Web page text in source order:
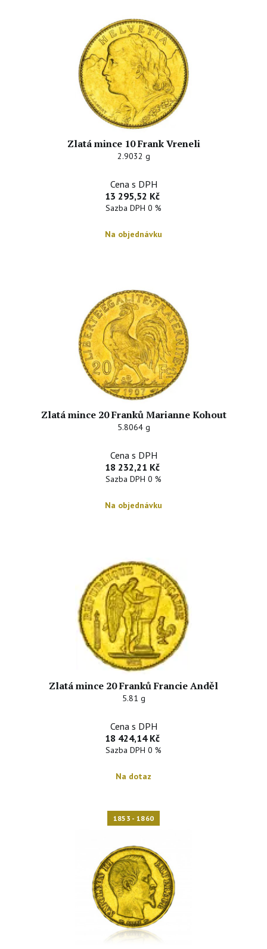
Zlatá mince 10 Frank Vreneli
2.9032 g
Cena s DPH
13 295,52 Kč
Sazba DPH 0 %
Na objednávku
Zlatá mince 20 Franků Marianne Kohout
5.8064 g
Cena s DPH
18 232,21 Kč
Sazba DPH 0 %
Na objednávku
Zlatá mince 20 Franků Francie Anděl
5.81 g
Cena s DPH
18 424,14 Kč
Sazba DPH 0 %
Na dotaz
1853 - 1860